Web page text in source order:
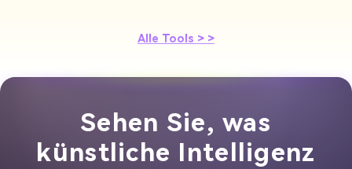
Alle Tools > >
Sehen Sie, was
künstliche Intelligenz